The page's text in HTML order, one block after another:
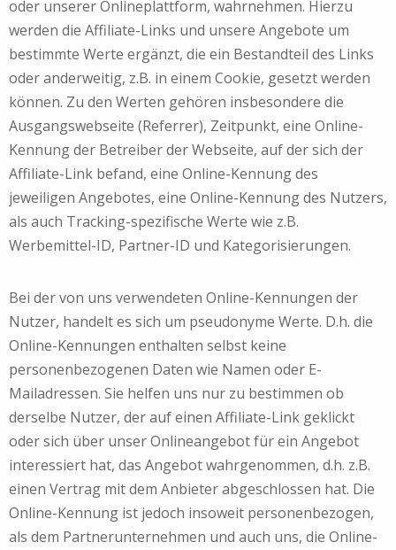
oder unserer Onlineplattform, wahrnehmen. Hierzu
werden die Affiliate-Links und unsere Angebote um
bestimmte Werte ergänzt, die ein Bestandteil des Links
oder anderweitig, z.B. in einem Cookie, gesetzt werden
können. Zu den Werten gehören insbesondere die
Ausgangswebseite (Referrer), Zeitpunkt, eine Online-
Kennung der Betreiber der Webseite, auf der sich der
Affiliate-Link befand, eine Online-Kennung des
jeweiligen Angebotes, eine Online-Kennung des Nutzers,
als auch Tracking-spezifische Werte wie z.B.
Werbemittel-ID, Partner-ID und Kategorisierungen.
Bei der von uns verwendeten Online-Kennungen der
Nutzer, handelt es sich um pseudonyme Werte. D.h. die
Online-Kennungen enthalten selbst keine
personenbezogenen Daten wie Namen oder E-
Mailadressen. Sie helfen uns nur zu bestimmen ob
derselbe Nutzer, der auf einen Affiliate-Link geklickt
oder sich über unser Onlineangebot für ein Angebot
interessiert hat, das Angebot wahrgenommen, d.h. z.B.
einen Vertrag mit dem Anbieter abgeschlossen hat. Die
Online-Kennung ist jedoch insoweit personenbezogen,
als dem Partnerunternehmen und auch uns, die Online-